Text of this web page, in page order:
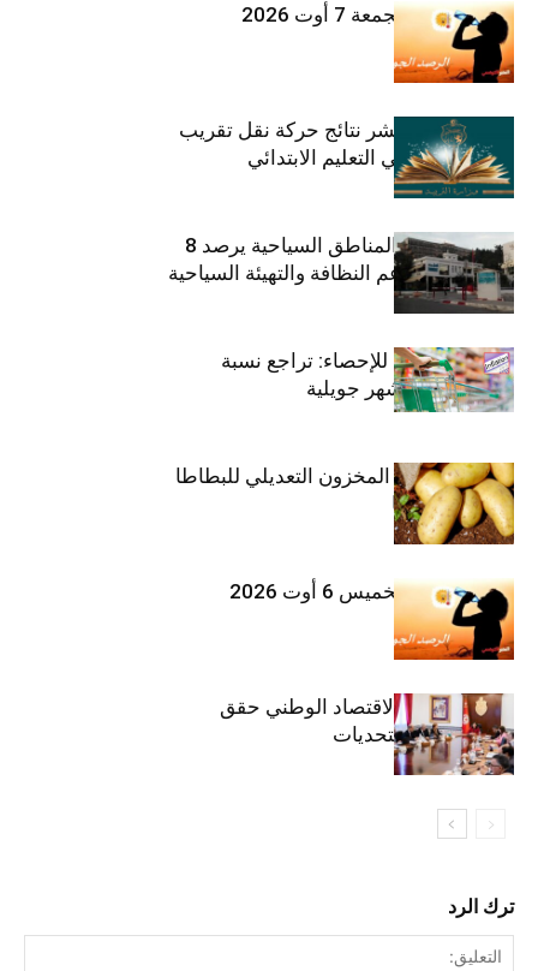
طقس اليوم الجمعة 7 أوت 2026
وزارة التربية تنشر نتائج حركة نقل تقريب
الأزواج لمدرّسي التعليم الابتدائي
صندوق حماية المناطق السياحية يرصد 8
مليون دينار لدعم النظافة والتهيئة السياحية
المعهد الوطني للإحصاء: تراجع نسبة
التضخم خلال شهر جويلية
وزارة الفلاحة : المخزون التعديلي للبطاطا
بلغ 12392 طنا
طقس اليوم الخميس 6 أوت 2026
وزيرة المالية: الاقتصاد الوطني حقق
مكاسب رغم التحديات
ترك الرد